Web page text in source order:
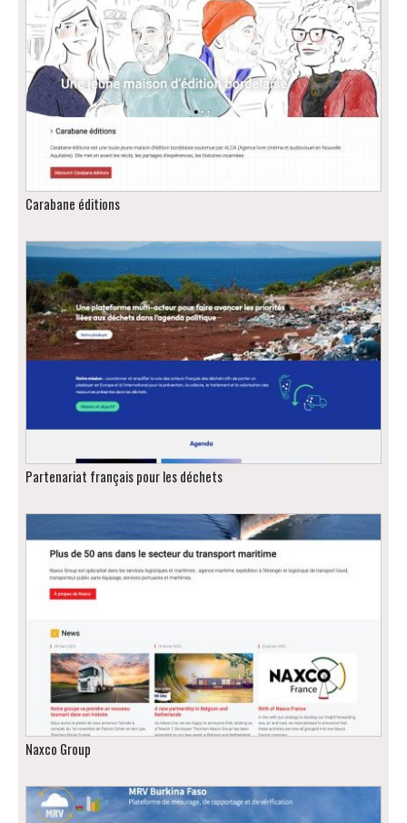
Carabane éditions
Partenariat français pour les déchets
Naxco Group